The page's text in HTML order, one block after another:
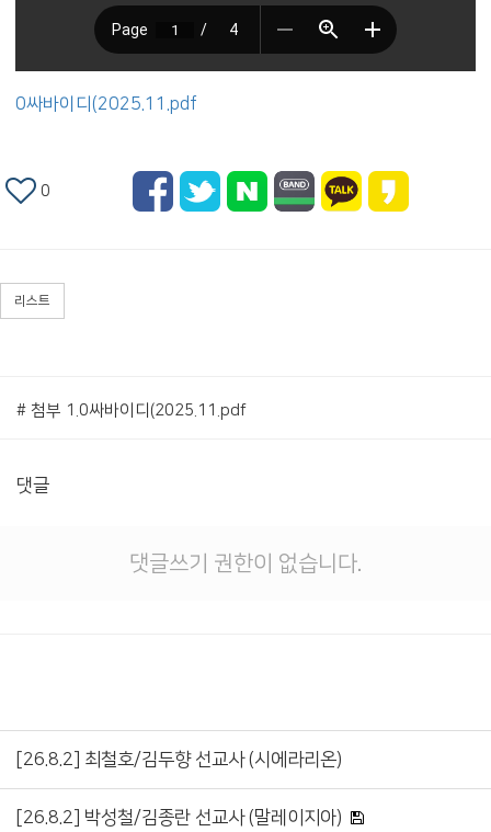
0싸바이디(2025.11.pdf
0
리스트
# 첨부 1.0싸바이디(2025.11.pdf
댓글
댓글쓰기 권한이 없습니다.
[26.8.2] 최철호/김두향 선교사 (시에라리온)
[26.8.2] 박성철/김종란 선교사 (말레이지아)